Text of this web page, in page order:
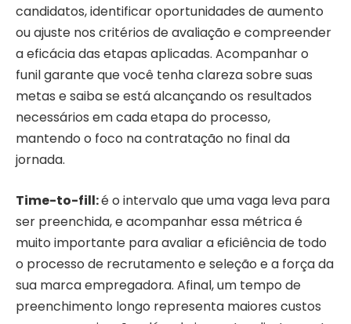
candidatos, identificar oportunidades de aumento
ou ajuste nos critérios de avaliação e compreender
a eficácia das etapas aplicadas. Acompanhar o
funil garante que você tenha clareza sobre suas
metas e saiba se está alcançando os resultados
necessários em cada etapa do processo,
mantendo o foco na contratação no final da
jornada.
Time-to-fill:é o intervalo que uma vaga leva para
ser preenchida, e acompanhar essa métrica é
muito importante para avaliar a eficiência de todo
o processo de recrutamento e seleção e a força da
sua marca empregadora. Afinal, um tempo de
preenchimento longo representa maiores custos